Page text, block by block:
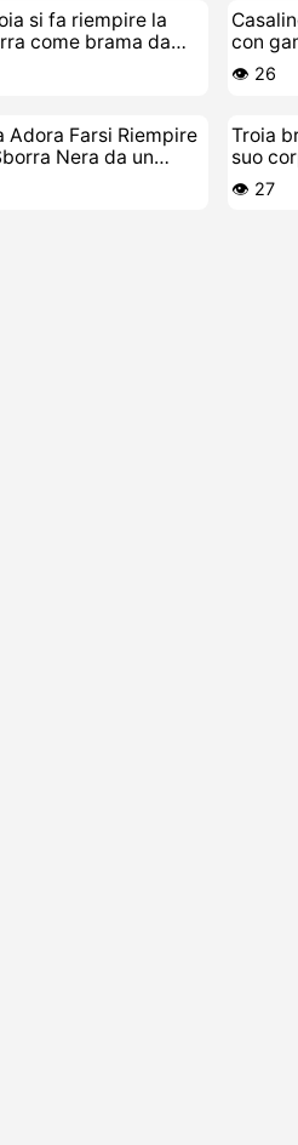
si fa riempire la
come brama da
con
la figa
👁️ 26
Adora Farsi Riempire
Nera da un
Troia
suo
👁️ 27